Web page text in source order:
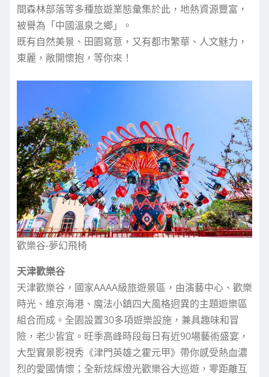
間森林部落等多種旅遊業態彙集於此，地熱資源豐富，
被譽為「中國溫泉之鄉」。
既有自然美景、田園寫意，又有都市繁華、人文魅力，
東麗，敞開懷抱，等你來！
歡樂谷-夢幻飛椅
天津歡樂谷
天津歡樂谷，國家AAAA級旅遊景區，由演藝中心、歡樂
時光、維京海港、魔法小鎮四大風格迥異的主題遊樂區
組合而成。全園設置30多項遊樂設施，兼具趣味和冒
險，老少皆宜。旺季高峰時段每日有近90場藝術盛宴，
大型實景影視秀《津門英雄之霍元甲》帶你感受熱血濃
烈的愛國情懷；全新炫綵燈光歡樂谷大巡遊，零距離互